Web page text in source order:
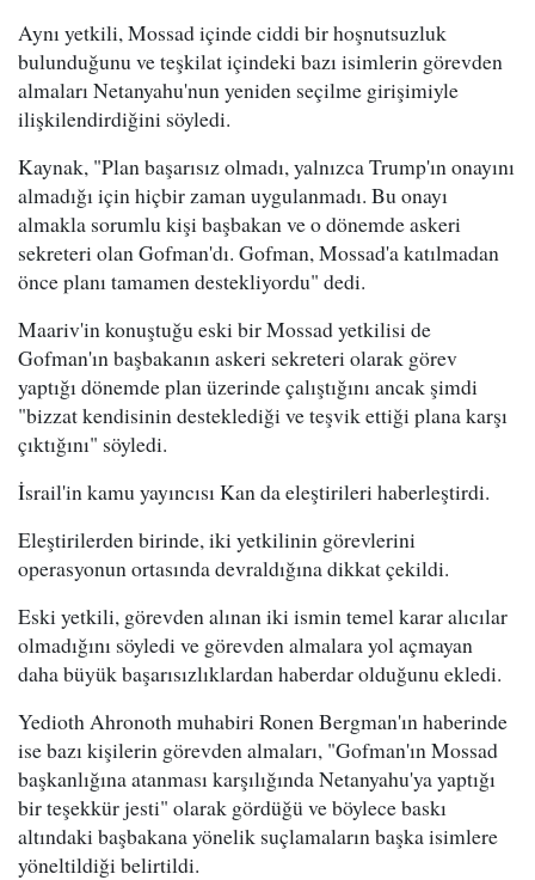
Aynı yetkili, Mossad içinde ciddi bir hoşnutsuzluk
bulunduğunu ve teşkilat içindeki bazı isimlerin görevden
almaları Netanyahu'nun yeniden seçilme girişimiyle
ilişkilendirdiğini söyledi.
Kaynak, "Plan başarısız olmadı, yalnızca Trump'ın onayını
almadığı için hiçbir zaman uygulanmadı. Bu onayı
almakla sorumlu kişi başbakan ve o dönemde askeri
sekreteri olan Gofman'dı. Gofman, Mossad'a katılmadan
önce planı tamamen destekliyordu" dedi.
Maariv'in konuştuğu eski bir Mossad yetkilisi de
Gofman'ın başbakanın askeri sekreteri olarak görev
yaptığı dönemde plan üzerinde çalıştığını ancak şimdi
"bizzat kendisinin desteklediği ve teşvik ettiği plana karşı
çıktığını" söyledi.
İsrail'in kamu yayıncısı Kan da eleştirileri haberleştirdi.
Eleştirilerden birinde, iki yetkilinin görevlerini
operasyonun ortasında devraldığına dikkat çekildi.
Eski yetkili, görevden alınan iki ismin temel karar alıcılar
olmadığını söyledi ve görevden almalara yol açmayan
daha büyük başarısızlıklardan haberdar olduğunu ekledi.
Yedioth Ahronoth muhabiri Ronen Bergman'ın haberinde
ise bazı kişilerin görevden almaları, "Gofman'ın Mossad
başkanlığına atanması karşılığında Netanyahu'ya yaptığı
bir teşekkür jesti" olarak gördüğü ve böylece baskı
altındaki başbakana yönelik suçlamaların başka isimlere
yöneltildiği belirtildi.